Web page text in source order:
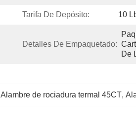
Tarifa De Depósito: 10
Detalles De Empaquetado:
De
Alambre de rociadura termal 45CT,